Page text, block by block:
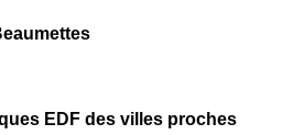
EDF des villes proches